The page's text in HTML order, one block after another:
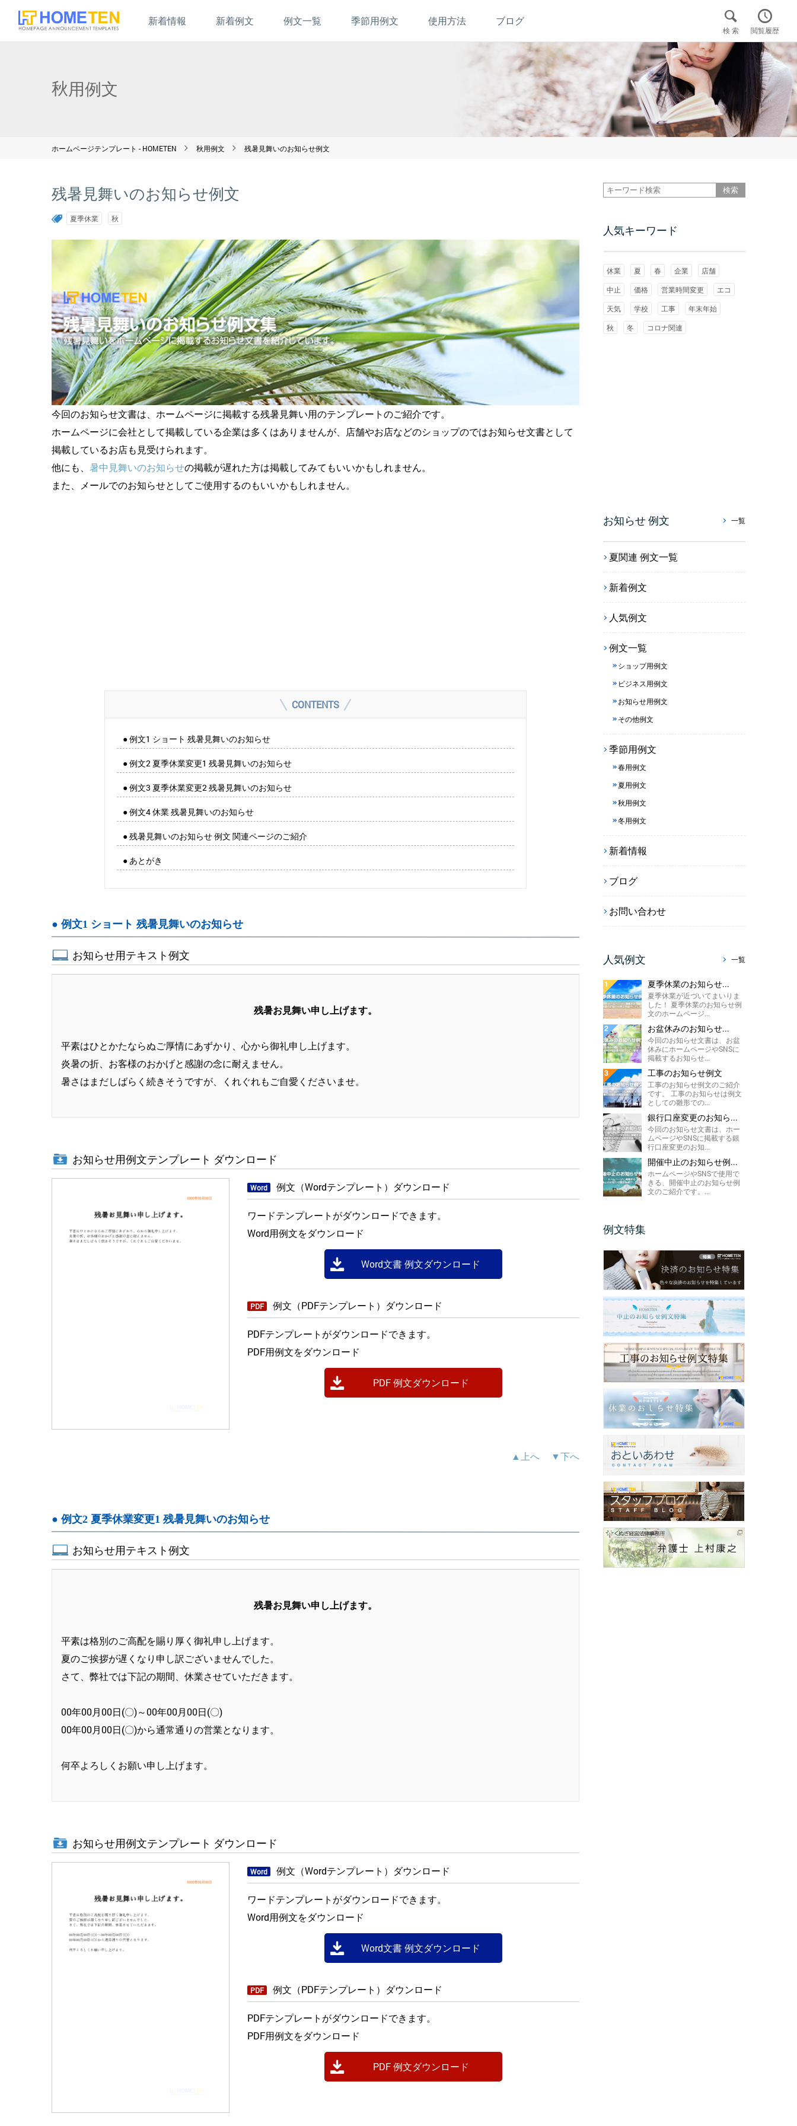

検 索

閲覧履歴
新着情報 新着例文 例文一覧 季節用例文 使用方法 ブログ

秋用例文
ホームページテンプレート - HOMETEN 秋用例文 残暑見舞いのお知らせ例文
残暑見舞いのお知らせ例文
夏季休業 秋
今回のお知らせ文書は、ホームページに掲載する残暑見舞い用のテンプレートのご紹介です。
ホームページに会社として掲載している企業は多くはありませんが、店舗やお店などのショップのではお知らせ文書として
掲載しているお店も見受けられます。
他にも、 暑中見舞いのお知らせの掲載が遅れた方は掲載してみてもいいかもしれません。
また、メールでのお知らせとしてご使用するのもいいかもしれません。
CONTENTS
● 例文1 ショート 残暑見舞いのお知らせ
● 例文2 夏季休業変更1 残暑見舞いのお知らせ
● 例文3 夏季休業変更2 残暑見舞いのお知らせ
● 例文4 休業 残暑見舞いのお知らせ
● 残暑見舞いのお知らせ 例文 関連ページのご紹介
● あとがき
● 例文1 ショート 残暑見舞いのお知らせ
お知らせ用テキスト例文
残暑お見舞い申し上げます。
平素はひとかたならぬご厚情にあずかり、心から御礼申し上げます。
炎暑の折、お客様のおかげと感謝の念に耐えません。
暑さはまだしばらく続きそうですが、くれぐれもご自愛くださいませ。
お知らせ用例文テンプレート ダウンロード
Word 例文（Wordテンプレート）ダウンロード
ワードテンプレートがダウンロードできます。
Word用例文をダウンロード
Word文書 例文ダウンロード
PDF 例文（PDFテンプレート）ダウンロード
PDFテンプレートがダウンロードできます。
PDF用例文をダウンロード
PDF 例文ダウンロード
▲上へ ▼下へ
● 例文2 夏季休業変更1 残暑見舞いのお知らせ
お知らせ用テキスト例文
残暑お見舞い申し上げます。
平素は格別のご高配を賜り厚く御礼申し上げます。
夏のご挨拶が遅くなり申し訳ございませんでした。
さて、弊社では下記の期間、休業させていただきます。
00年00月00日(〇)～00年00月00日(〇)
00年00月00日(〇)から通常通りの営業となります。
何卒よろしくお願い申し上げます。
お知らせ用例文テンプレート ダウンロード
Word 例文（Wordテンプレート）ダウンロード
ワードテンプレートがダウンロードできます。
Word用例文をダウンロード
Word文書 例文ダウンロード
PDF 例文（PDFテンプレート）ダウンロード
PDFテンプレートがダウンロードできます。
PDF用例文をダウンロード
PDF 例文ダウンロード
人気キーワード
休業 夏 春 企業
店舗
中止
価格 営業時間変更
エコ
天気
学校 工事
年末年始
秋
冬 コロナ関連
お知らせ 例文 一覧
夏関連 例文一覧
新着例文
人気例文
例文一覧
ショップ用例文
ビジネス用例文
お知らせ用例文
その他例文
季節用例文
春用例文
夏用例文
秋用例文
冬用例文
新着情報
ブログ
お問い合わせ
人気例文 一覧
夏季休業のお知らせ...
夏季休業が近づいてまいりま
した！ 夏季休業のお知らせ例
文のホームページ...
お盆休みのお知らせ...
今回のお知らせ文書は、お盆
休みにホームページやSNSに
掲載するお知らせ...
工事のお知らせ例文
工事のお知らせ例文のご紹介
です。 工事のお知らせは例文
としての雛形での...
銀行口座変更のお知ら...
今回のお知らせ文書は、ホー
ムページやSNSに掲載する銀
行口座変更のお知...
開催中止のお知らせ例...
ホームページやSNSで使用で
きる、開催中止のお知らせ例
文のご紹介です。...
例文特集